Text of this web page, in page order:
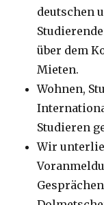
deutschen
über dem
Mieten.
Wohnen,
Studieren
Wir